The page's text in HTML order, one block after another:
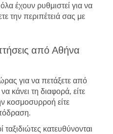
έχουν ρυθμιστεί για να
την περιπέτειά σας με
από Αθήνα
για να πετάξετε από
κάνει τη διαφορά, είτε
κοσμοσυρροή είτε
ταξιδιώτες κατευθύνονται